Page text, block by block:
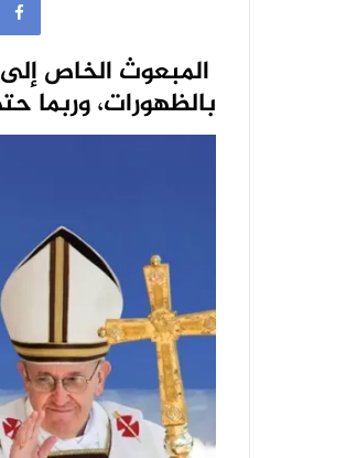
المبعوث الخاص
بالظهورات، وربما